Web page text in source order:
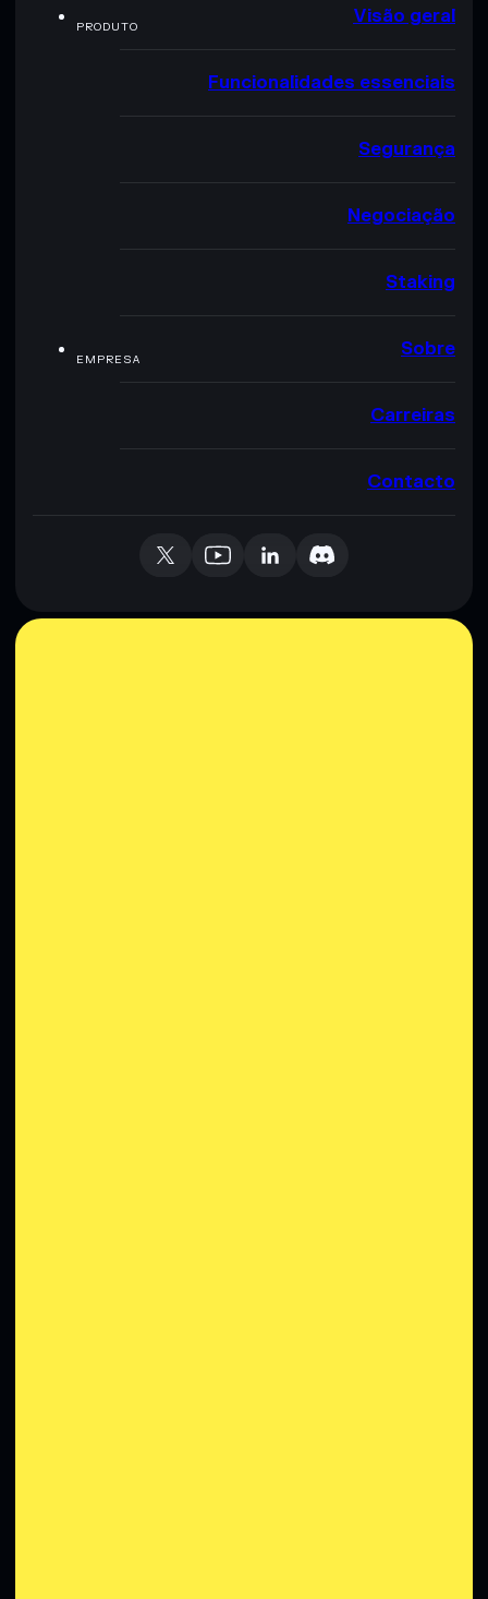
PRODUTO Visão geral
Funcionalidades essenciais
Segurança
Negociação
Staking
EMPRESA Sobre
Carreiras
Contacto